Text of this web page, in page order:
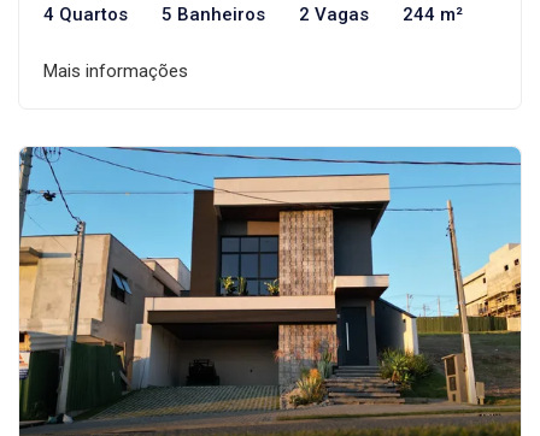
4 Quartos 5 Banheiros 2 Vagas 244 m²
Mais informações